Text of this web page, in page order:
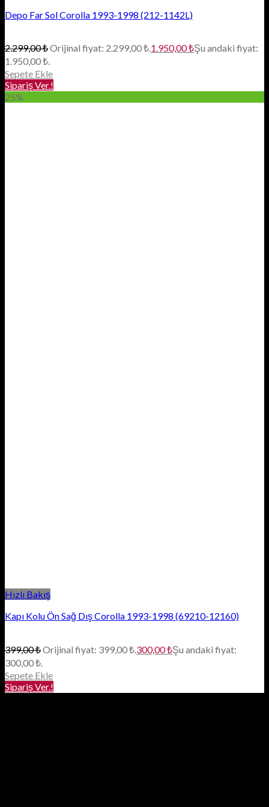
Depo Far Sol Corolla 1993-1998 (212-1142L)
2.299,00₺Orijinal fiyat: 2.299,00 ₺.1.950,00₺Şu andaki fiyat:
1.950,00 ₺.
Sepete Ekle
Sipariş Ver.!
25%
Hızlı Bakış
Kapı Kolu Ön Sağ Dış Corolla 1993-1998 (69210-12160)
399,00₺Orijinal fiyat: 399,00 ₺.300,00₺Şu andaki fiyat:
300,00 ₺.
Sepete Ekle
Sipariş Ver.!